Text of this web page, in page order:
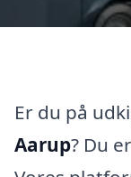
Er du på
Aarup? Du